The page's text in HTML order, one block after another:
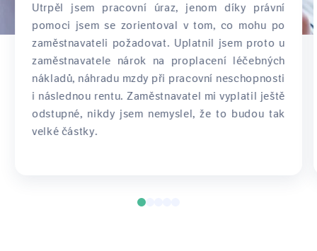
Utrpěl jsem pracovní úraz, jenom díky právní
pomoci jsem se zorientoval v tom, co mohu po
zaměstnavateli požadovat. Uplatnil jsem proto u
zaměstnavatele nárok na proplacení léčebných
nákladů, náhradu mzdy při pracovní neschopnosti
i následnou rentu. Zaměstnavatel mi vyplatil ještě
odstupné, nikdy jsem nemyslel, že to budou tak
velké částky.